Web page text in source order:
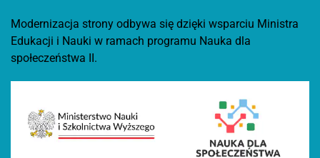
Modernizacja strony odbywa się dzięki wsparciu Ministra
Edukacji i Nauki w ramach programu Nauka dla
społeczeństwa II.